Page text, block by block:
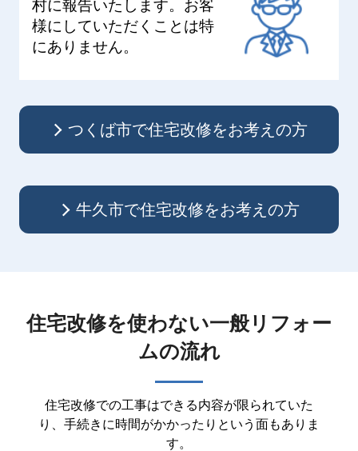
村に報告いたします。お客
様にしていただくことは特
にありません。
つくば市で住宅改修をお考えの方
牛久市で住宅改修をお考えの方
住宅改修を使わない一般リフォー
ムの流れ
住宅改修での工事はできる内容が限られていた
り、手続きに時間がかかったりという面もありま
す。